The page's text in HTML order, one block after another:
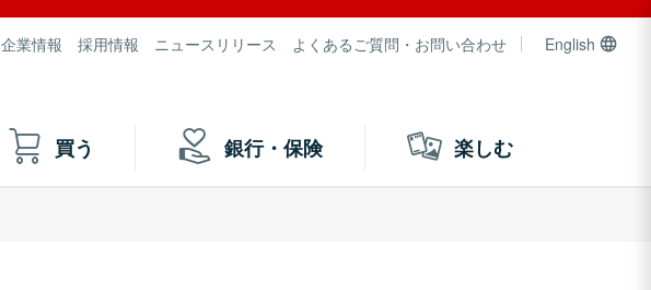
企業情報 採用情報 ニュースリリース よくあるご質問・お問い合わせ English
買う 銀行・保険 楽しむ